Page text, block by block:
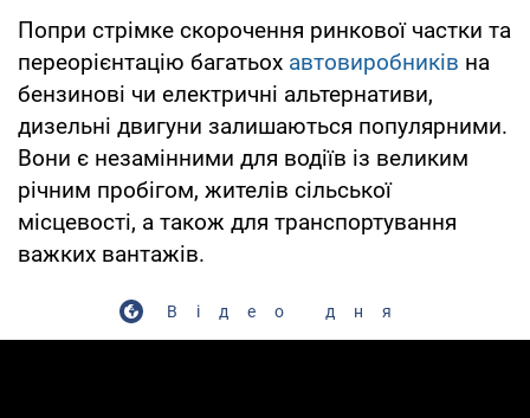
Попри стрімке скорочення ринкової частки та
переорієнтацію багатьох автовиробників на
бензинові чи електричні альтернативи,
дизельні двигуни залишаються популярними.
Вони є незамінними для водіїв із великим
річним пробігом, жителів сільської
місцевості, а також для транспортування
важких вантажів.
Відео дня